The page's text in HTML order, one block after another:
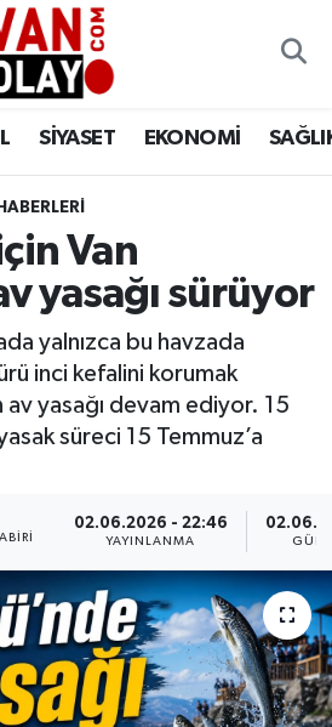
SİYASET EKONOMİ
Van
yasağı sürüyor
yalnızca bu havzada
inci kefalini korumak
av yasağı devam ediyor. 15
süreci 15 Temmuz’a
02.06.2026 - 22:46
YAYINLANMA
Haritası
ve Fikstür